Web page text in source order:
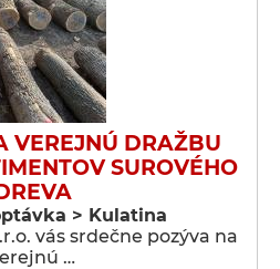
VEREJNÚ DRAŽBU
SUROVÉHO
> Kulatina
vás srdečne pozýva na
…